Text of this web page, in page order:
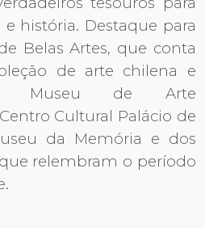
história. Destaque para
Belas Artes, que conta
de arte chilena e
o Museu de Arte
Cultural Palácio de
da Memória e dos
relembram o período